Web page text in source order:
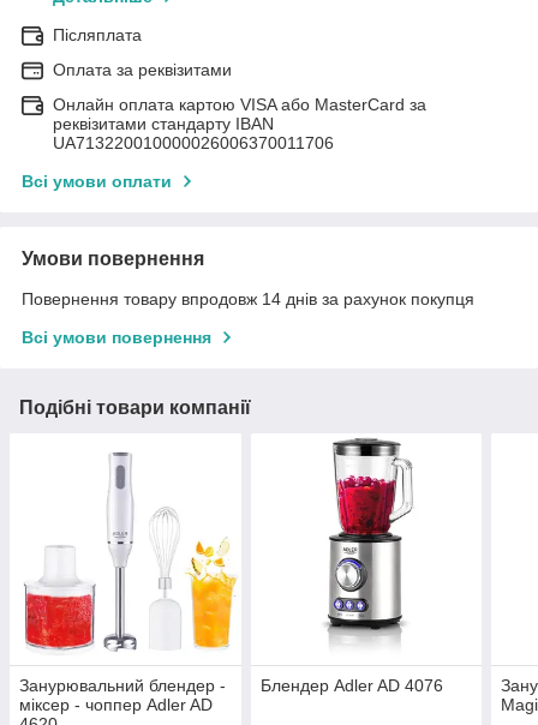
Післяплата
Оплата за реквізитами
Онлайн оплата картою VISA або MasterCard за
реквізитами стандарту IBAN
UA713220010000026006370011706
Всі умови оплати
Умови повернення
Повернення товару впродовж 14 днів за рахунок покупця
Всі умови повернення
Подібні товари компанії
Занурювальний блендер -
міксер - чоппер Adler AD
Блендер Adler AD 4076